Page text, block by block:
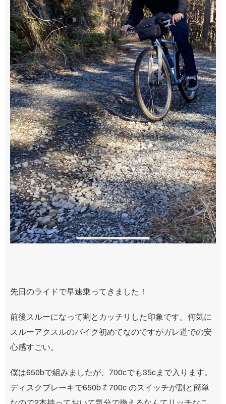
先日のライドで早速乗ってきました！
前後スルーになって割とカッチリした印象です。何気に
スルーアクスルのバイク初めてなのですがガレ道での安
心感すごい。
僕は650bで組みましたが、700cでも35cまで入ります。
ディスクブレーキで650b ⇄ 700c のスイッチが割と簡単